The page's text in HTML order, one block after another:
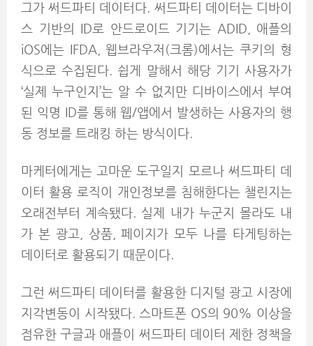
그가 써드파티 데이터다. 써드파티 데이터는 디바이
스 기반의 ID로 안드로이드 기기는 ADID, 애플의
iOS에는 IFDA, 웹브라우저(크롬)에서는 쿠키의 형
식으로 수집된다. 쉽게 말해서 해당 기기 사용자가
‘실제 누구인지’는 알 수 없지만 디바이스에서 부여
된 익명 ID를 통해 웹/앱에서 발생하는 사용자의 행
동 정보를 트래킹 하는 방식이다.
마케터에게는 고마운 도구일지 모르나 써드파티 데
이터 활용 로직이 개인정보를 침해한다는 챌린지는
오래전부터 계속됐다. 실제 내가 누군지 몰라도 내
가 본 광고, 상품, 페이지가 모두 나를 타게팅하는
데이터로 활용되기 때문이다.
그런 써드파티 데이터를 활용한 디지털 광고 시장에
지각변동이 시작됐다. 스마트폰 OS의 90% 이상을
점유한 구글과 애플이 써드파티 데이터 제한 정책을